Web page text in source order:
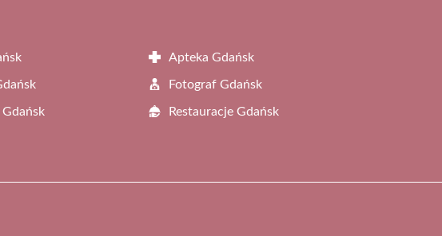
Apteka Gdańsk
Fotograf Gdańsk
Restauracje Gdańsk